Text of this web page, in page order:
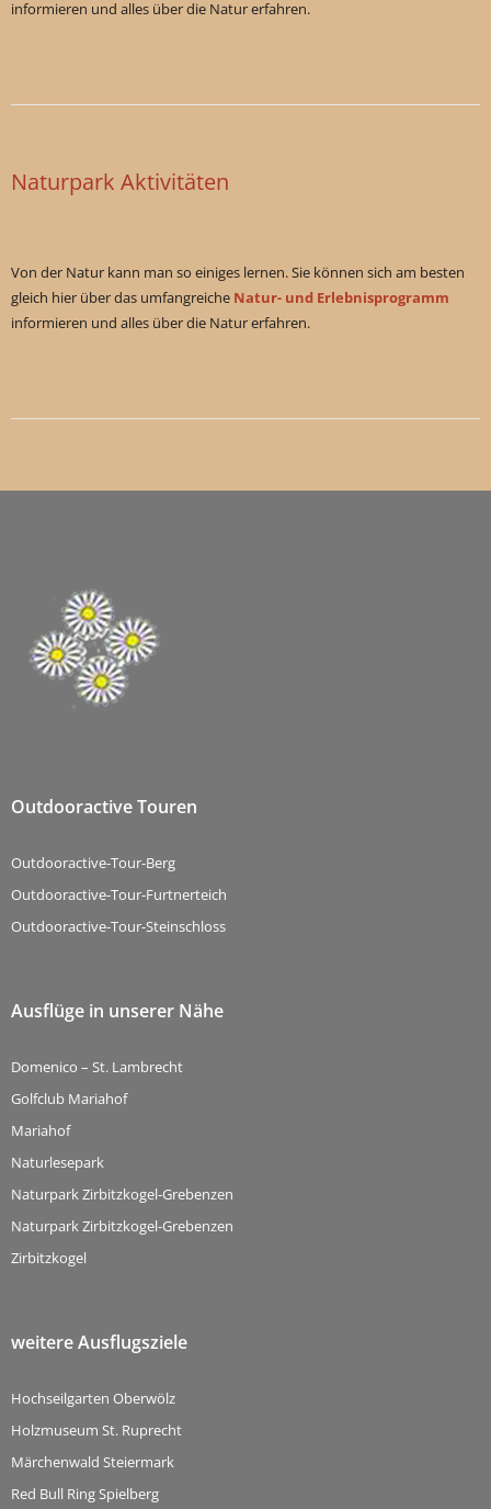
informieren und alles über die Natur erfahren.
Naturpark Aktivitäten
Von der Natur kann man so einiges lernen. Sie können sich am besten
gleich hier über das umfangreiche Natur- und Erlebnisprogramm
informieren und alles über die Natur erfahren.
Outdooractive Touren
Outdooractive-Tour-Berg
Outdooractive-Tour-Furtnerteich
Outdooractive-Tour-Steinschloss
Ausflüge in unserer Nähe
Domenico – St. Lambrecht
Golfclub Mariahof
Mariahof
Naturlesepark
Naturpark Zirbitzkogel-Grebenzen
Naturpark Zirbitzkogel-Grebenzen
Zirbitzkogel
weitere Ausflugsziele
Hochseilgarten Oberwölz
Holzmuseum St. Ruprecht
Märchenwald Steiermark
Red Bull Ring Spielberg